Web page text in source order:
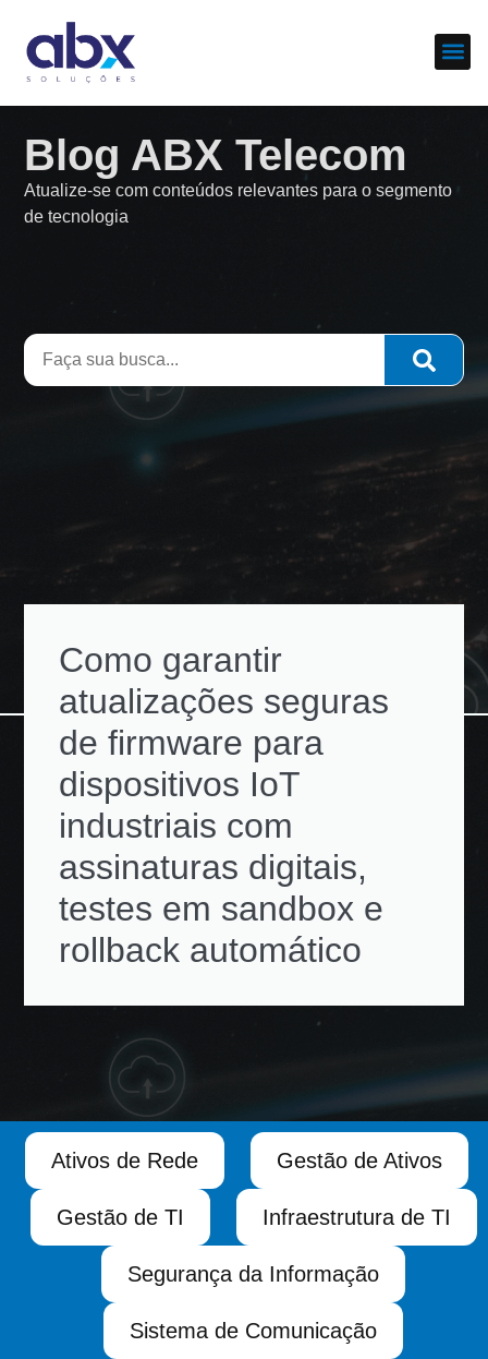
Blog ABX Telecom
Atualize-se com conteúdos relevantes para o segmento
de tecnologia
Como garantir
atualizações seguras
de firmware para
dispositivos IoT
industriais com
assinaturas digitais,
testes em sandbox e
rollback automático
Ativos de Rede Gestão de Ativos
Gestão de TI Infraestrutura de TI
Segurança da Informação
Sistema de Comunicação